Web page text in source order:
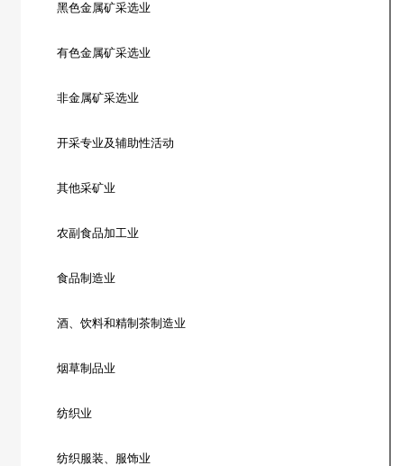
黑色金属矿采选业
有色金属矿采选业
非金属矿采选业
开采专业及辅助性活动
其他采矿业
农副食品加工业
食品制造业
酒、饮料和精制茶制造业
烟草制品业
纺织业
纺织服装、服饰业